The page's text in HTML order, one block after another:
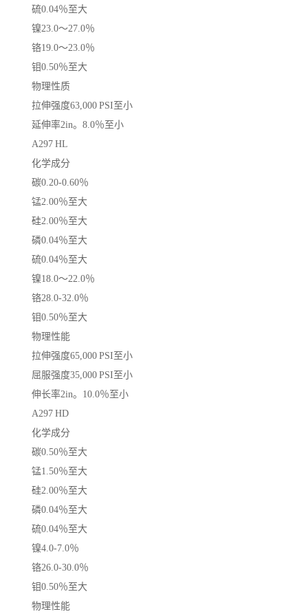
硫0.04％至大
镍23.0〜27.0％
铬19.0〜23.0％
钼0.50％至大
物理性质
拉伸强度63,000 PSI至小
延伸率2in。8.0％至小
A297 HL
化学成分
碳0.20-0.60％
锰2.00％至大
硅2.00％至大
磷0.04％至大
硫0.04％至大
镍18.0〜22.0％
铬28.0-32.0％
钼0.50％至大
物理性能
拉伸强度65,000 PSI至小
屈服强度35,000 PSI至小
伸长率2in。10.0％至小
A297 HD
化学成分
碳0.50％至大
锰1.50％至大
硅2.00％至大
磷0.04％至大
硫0.04％至大
镍4.0-7.0％
铬26.0-30.0％
钼0.50％至大
物理性能